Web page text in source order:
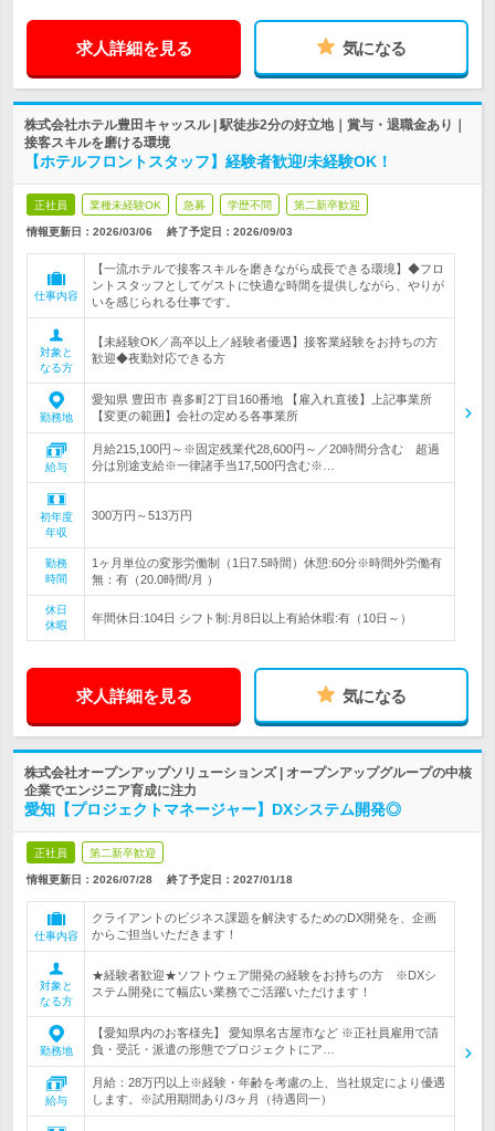
求人詳細を見る 気になる
株式会社ホテル豊田キャッスル | 駅徒歩2分の好立地｜賞与・退職金あり｜
接客スキルを磨ける環境
【ホテルフロントスタッフ】経験者歓迎/未経験OK！
正社員 業種未経験OK 急募 学歴不問 第二新卒歓迎
情報更新日：2026/03/06 終了予定日： 2026/09/03
仕事内容
【一流ホテルで接客スキルを磨きながら成長できる環境】◆フロ
ントスタッフとしてゲストに快適な時間を提供しながら、やりが
いを感じられる仕事です。
対象と
なる方
【未経験OK／高卒以上／経験者優遇】接客業経験をお持ちの方
歓迎◆夜勤対応できる方
勤務地
愛知県 豊田市 喜多町2丁目160番地 【雇入れ直後】上記事業所
【変更の範囲】会社の定める各事業所
給与
月給215,100円～※固定残業代28,600円～／20時間分含む 超過
分は別途支給※一律諸手当17,500円含む※…
初年度
年収
300万円～513万円
勤務
時間
1ヶ月単位の変形労働制（1日7.5時間）休憩:60分※時間外労働有
無：有（20.0時間/月 ）
休日
休暇
年間休日:104日 シフト制:月8日以上有給休暇:有（10日～）
求人詳細を見る 気になる
株式会社オープンアップソリューションズ | オープンアップグループの中核
企業でエンジニア育成に注力
愛知【プロジェクトマネージャー】DXシステム開発◎
正社員 第二新卒歓迎
情報更新日：2026/07/28 終了予定日： 2027/01/18
仕事内容
クライアントのビジネス課題を解決するためのDX開発を、企画
からご担当いただきます！
対象と
なる方
★経験者歓迎★ソフトウェア開発の経験をお持ちの方 ※DXシ
ステム開発にて幅広い業務でご活躍いただけます！
勤務地
【愛知県内のお客様先】 愛知県名古屋市など ※正社員雇用で請
負・受託・派遣の形態でプロジェクトにア…
給与
月給：28万円以上※経験・年齢を考慮の上、当社規定により優遇
します。※試用期間あり/3ヶ月（待遇同一）